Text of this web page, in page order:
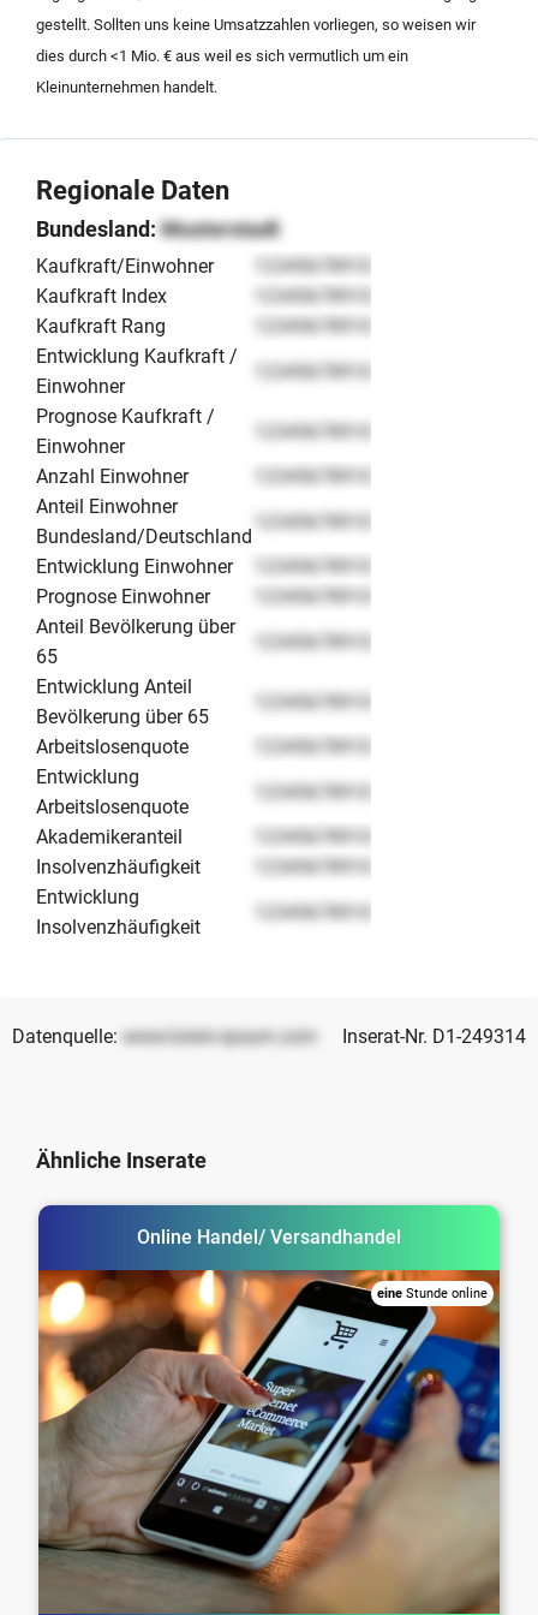
gestellt. Sollten uns keine Umsatzzahlen vorliegen, so weisen wir
dies durch <1 Mio. € aus weil es sich vermutlich um ein
Kleinunternehmen handelt.
Regionale Daten
Bundesland: Musterstadt
Kaufkraft/Einwohner
12345678910
Kaufkraft Index
12345678910
Kaufkraft Rang
12345678910
Entwicklung Kaufkraft /
Einwohner
12345678910
Prognose Kaufkraft /
Einwohner
12345678910
Anzahl Einwohner
12345678910
Anteil Einwohner
Bundesland/Deutschland
12345678910
Entwicklung Einwohner
12345678910
Prognose Einwohner
12345678910
Anteil Bevölkerung über
65
12345678910
Entwicklung Anteil
Bevölkerung über 65
12345678910
Arbeitslosenquote
12345678910
Entwicklung
Arbeitslosenquote
12345678910
Akademikeranteil
12345678910
Insolvenzhäufigkeit
12345678910
Entwicklung
Insolvenzhäufigkeit
12345678910
Datenquelle: www.lorem-ipsum.com Inserat-Nr. D1-249314
Ähnliche Inserate
Online Handel/ Versandhandel
eine Stunde online